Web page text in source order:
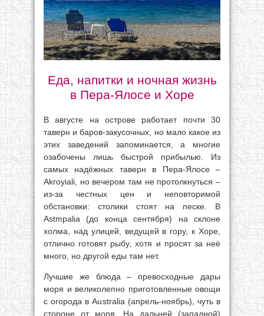
Еда, напитки и ночная жизнь
в Пера-Ялосе и Хоре
В августе на острове работает почти 30
таверн и баров-закусочных, но мало какое из
этих заведений запоминается, а многие
озабочены лишь быстрой прибылью. Из
самых надёжных таверн в Пера-Ялосе –
Akroyiali, но вечером там не протолкнуться –
из-за честных цен и неповторимой
обстановки: столики стоят на песке. В
Astmpalia (до конца сентября) на склоне
холма, над улицей, ведущей в гору, к Хоре,
отлично готовят рыбу, хотя и просят за неё
много, но другой еды там нет.
Лучшие же блюда – превосходные дары
моря и великолепно приготовленные овощи
с огорода в Australia (апрель-ноябрь), чуть в
стороне от моря. На дальней (западной)